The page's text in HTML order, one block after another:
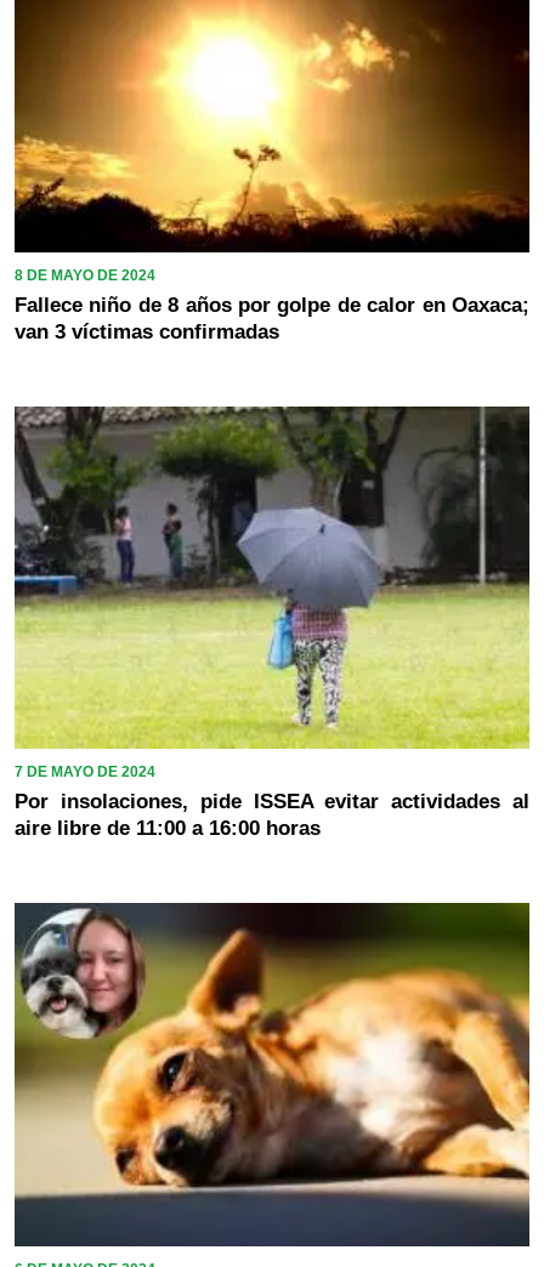
8 DE MAYO DE 2024
Fallece niño de 8 años por golpe de calor en Oaxaca;
van 3 víctimas confirmadas
7 DE MAYO DE 2024
Por insolaciones, pide ISSEA evitar actividades al
aire libre de 11:00 a 16:00 horas